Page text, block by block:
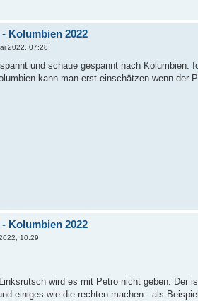
Kolumbien 2022
2022, 07:28
und schaue gespannt nach
kann man erst einschätzen wenn der
Kolumbien 2022
10:29
wird es mit Petro nicht geben.
einiges wie die rechten machen - als